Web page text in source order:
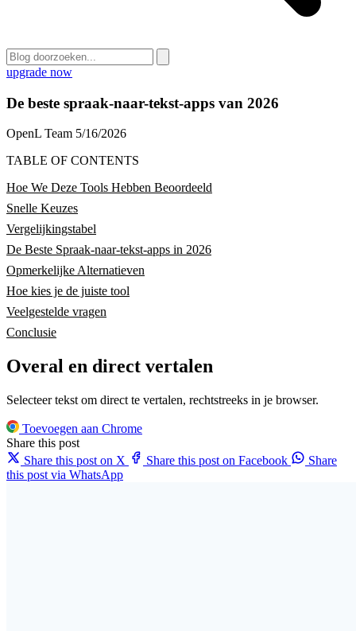
upgrade now
De beste spraak-naar-tekst-apps van 2026
OpenL Team 5/16/2026
TABLE OF CONTENTS
Hoe We Deze Tools Hebben Beoordeeld
Snelle Keuzes
Vergelijkingstabel
De Beste Spraak-naar-tekst-apps in 2026
Opmerkelijke Alternatieven
Hoe kies je de juiste tool
Veelgestelde vragen
Conclusie
Overal en direct vertalen
Selecteer tekst om direct te vertalen, rechtstreeks in je browser.
Toevoegen aan Chrome
Share this post
Share this post on X
Share this post on Facebook
Share
this post via WhatsApp